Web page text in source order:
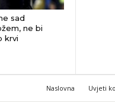
sad
ne bi
krvi
Naslovna Uvjeti